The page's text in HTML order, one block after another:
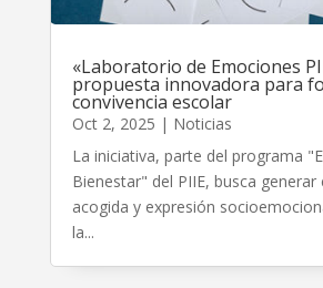
«Laboratorio de Emociones
propuesta innovadora para
convivencia escolar
Oct 2, 2025 | Noticias
La iniciativa, parte del programa
Bienestar" del PIIE, busca generar
acogida y expresión
la...